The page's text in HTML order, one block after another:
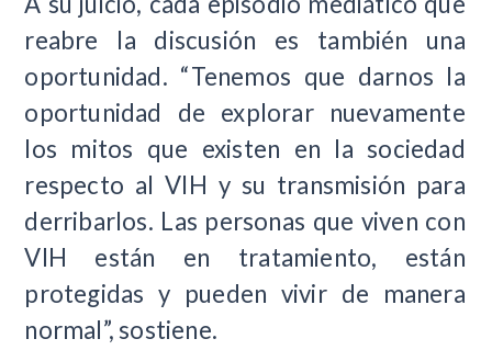
reabre la discusión es también una
oportunidad. “Tenemos que darnos la
oportunidad de explorar nuevamente
los mitos que existen en la sociedad
respecto al VIH y su transmisión para
derribarlos. Las personas que viven con
VIH están en tratamiento, están
protegidas y pueden vivir de manera
normal”, sostiene.